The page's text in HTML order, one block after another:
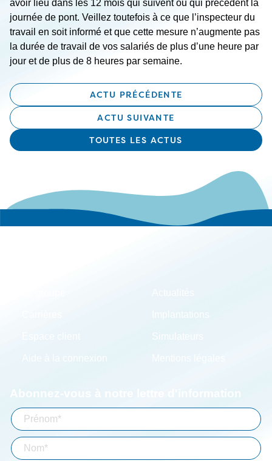
avoir lieu dans les 12 mois qui suivent ou qui précèdent la
journée de pont. Veillez toutefois à ce que l’inspecteur du
travail en soit informé et que cette mesure n’augmente pas
la durée de travail de vos salariés de plus d’une heure par
jour et de plus de 8 heures par semaine.
ACTU PRÉCÉDENTE
ACTU SUIVANTE
TOUTES LES ACTUS
Implantations
Simulateurs
Aide à la connexion
Abonnez-vous à notre lettre d'information